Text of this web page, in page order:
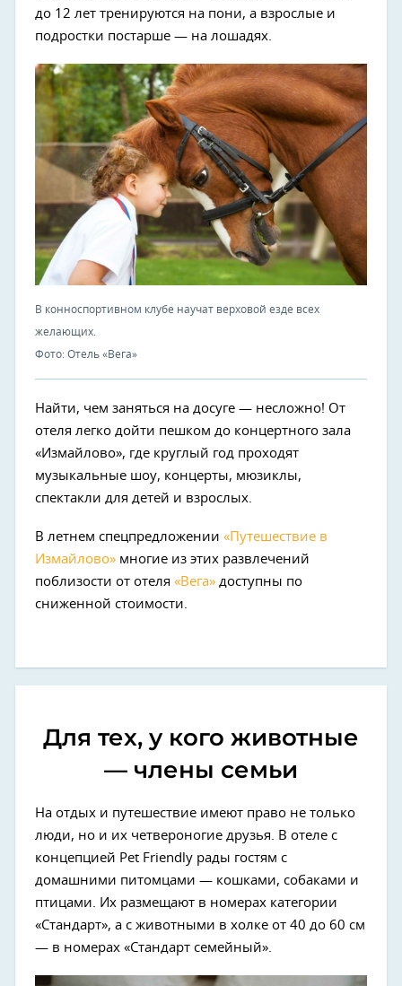
до 12 лет тренируются на пони, а взрослые и
подростки постарше — на лошадях.
В конноспортивном клубе научат верховой езде всех
желающих.
Фото: Отель «Вега»
Найти, чем заняться на досуге — несложно! От
отеля легко дойти пешком до концертного зала
«Измайлово», где круглый год проходят
музыкальные шоу, концерты, мюзиклы,
спектакли для детей и взрослых.
В летнем спецпредложении «Путешествие в
Измайлово» многие из этих развлечений
поблизости от отеля «Вега» доступны по
сниженной стоимости.
Для тех, у кого животные
— члены семьи
На отдых и путешествие имеют право не только
люди, но и их четвероногие друзья. В отеле с
концепцией Pet Friendly рады гостям с
домашними питомцами — кошками, собаками и
птицами. Их размещают в номерах категории
«Стандарт», а с животными в холке от 40 до 60 см
— в номерах «Стандарт семейный».